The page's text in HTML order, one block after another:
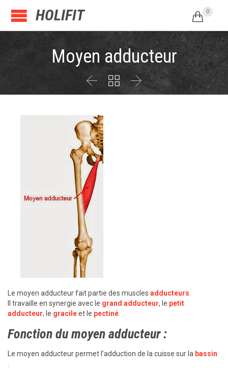
HOLIFIT  0
Moyen adducteur
  
Le moyen adducteur fait partie des muscles adducteurs
Il travaille en synergie avec le grand adducteur, le petit
adducteur, le gracileet le pectiné
Fonction du moyen adducteur :
Le moyen adducteur permet l’adduction de la cuisse sur la bassin
.